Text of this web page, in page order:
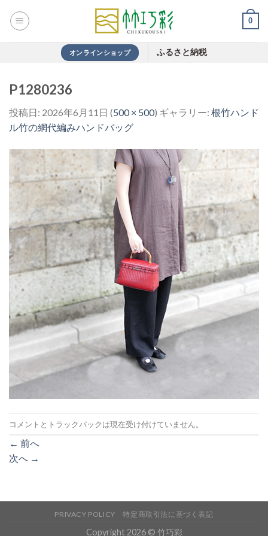
0
オンラインショップ ふるさと納税
P1280236
投稿日: 2026年6月11日 (500 × 500) ギャラリー: 根竹ハンド
ル竹の網代編みハンドバッグ
コメントとトラックバックは現在受け付けていません。
← 前へ
次へ →
PRIVACY POLICY 特定商取引法に基づく表記
Copyright 2026 © 竹巧彩